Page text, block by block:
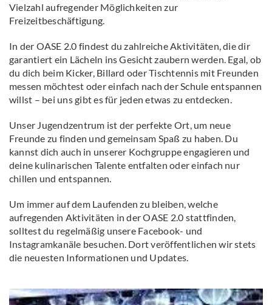
Vielzahl aufregender Möglichkeiten zur
Freizeitbeschäftigung.
In der OASE 2.0 findest du zahlreiche Aktivitäten, die dir
garantiert ein Lächeln ins Gesicht zaubern werden. Egal, ob
du dich beim Kicker, Billard oder Tischtennis mit Freunden
messen möchtest oder einfach nach der Schule entspannen
willst – bei uns gibt es für jeden etwas zu entdecken.
Unser Jugendzentrum ist der perfekte Ort, um neue
Freunde zu finden und gemeinsam Spaß zu haben. Du
kannst dich auch in unserer Kochgruppe engagieren und
deine kulinarischen Talente entfalten oder einfach nur
chillen und entspannen.
Um immer auf dem Laufenden zu bleiben, welche
aufregenden Aktivitäten in der OASE 2.0 stattfinden,
solltest du regelmäßig unsere Facebook- und
Instagramkanäle besuchen. Dort veröffentlichen wir stets
die neuesten Informationen und Updates.